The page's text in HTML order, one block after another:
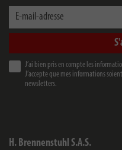
E-mail-adresse
J’ai bien pris en compte les
J’accepte que mes informations
newsletters.
H. Brennenstuhl S.A.S.